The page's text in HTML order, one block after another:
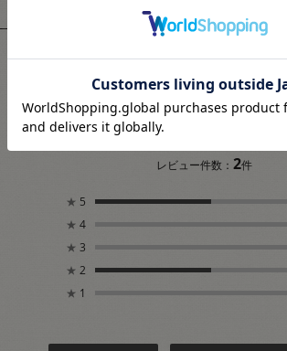
ユーザーレビュー
レビュー件数：2件
★ 5
★ 4
★ 3
★ 2
★ 1